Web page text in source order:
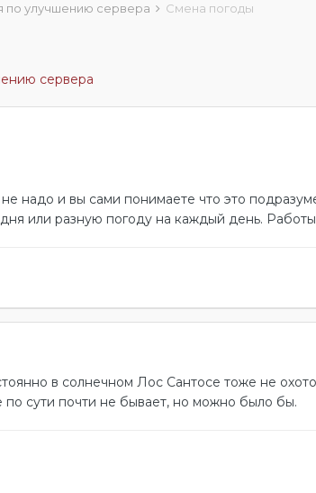
по улучшению сервера Смена погоды
сервера
не надо и вы сами понимаете что это
или разную погоду на каждый день.
в солнечном Лос Сантосе тоже не
по сути почти не бывает, но можно было бы.